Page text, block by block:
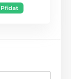
Přidat